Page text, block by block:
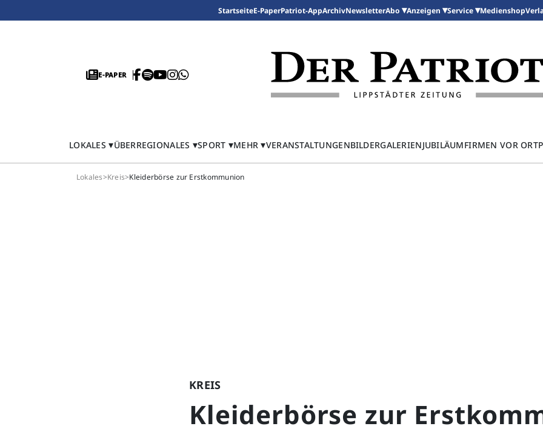
StartseiteE-PaperPatriot-AppArchivNewsletterAbo Anzeigen Service Medienshop
E-PAPER
LOKALES ÜBERREGIONALES SPORT MEHR VERANSTALTUNGENBILDERGALERIENJUBILÄUMFIRMEN VOR ORT
Lokales>Kreis>Kleiderbörse zur Erstkommunion
KREIS
Kleiderbörse zur